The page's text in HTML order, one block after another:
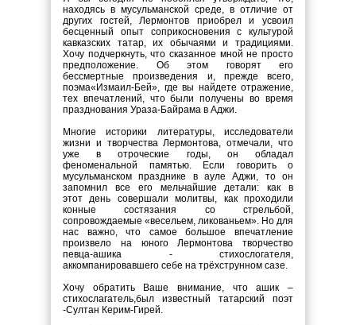
находясь в мусульманской среде, в отличие от
других гостей, Лермонтов приобрел и усвоил
бесценный опыт соприкосновения с культурой
кавказских татар, их обычаями и традициями.
Хочу подчеркнуть, что сказанное мной не просто
предположение. Об этом говорят его
бессмертные произведения и, прежде всего,
поэма«Измаил-Бей», где вы найдете отражение,
тех впечатлений, что были получены во время
празднования Ураза-Байрама в Аджи.
Многие историки литературы, исследователи
жизни и творчества Лермонтова, отмечали, что
уже в отроческие годы, он обладал
феноменальной памятью. Если говорить о
мусульманском празднике в ауле Аджи, то он
запомнил все его мельчайшие детали: как в
этотдень совершали молитвы, как проходили
конные состязания со стрельбой,
сопровождаемые «весельем, ликованьем». Но для
нас важно, что самое большое впечатление
произвело на юного Лермонтова творчество
певца-ашика - стихослогателя,
аккомпанировавшего себе на трёхструнном сазе.
Хочу обратить Ваше внимание, что ашик –
стихослагатель,был известный татарский поэт
-Султан Керим-Гирей.